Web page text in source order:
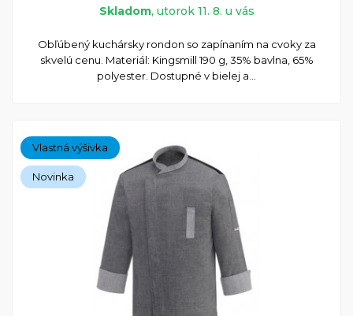
Skladom, utorok 11. 8. u vás
Obľúbený kuchársky rondon so zapínaním na cvoky za
skvelú cenu. Materiál: Kingsmill 190 g, 35% bavlna, 65%
polyester. Dostupné v bielej a...
Vlastná výšivka
Novinka